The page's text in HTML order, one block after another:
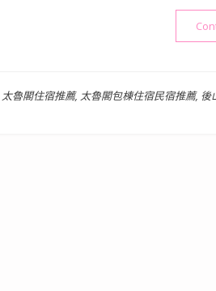
太魯閣住宿推薦, 太魯閣包棟住宿民宿推薦, 後